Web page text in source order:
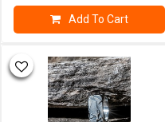
Add To Cart